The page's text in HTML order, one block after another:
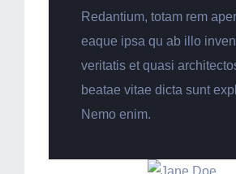
Redantium, totam rem
eaque ipsa qu ab illo
veritatis et quasi
beatae vitae dicta sunt
Nemo enim.